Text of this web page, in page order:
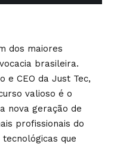
dos maiores
brasileira.
e CEO da Just Tec,
valioso é o
nova geração de
profissionais do
que